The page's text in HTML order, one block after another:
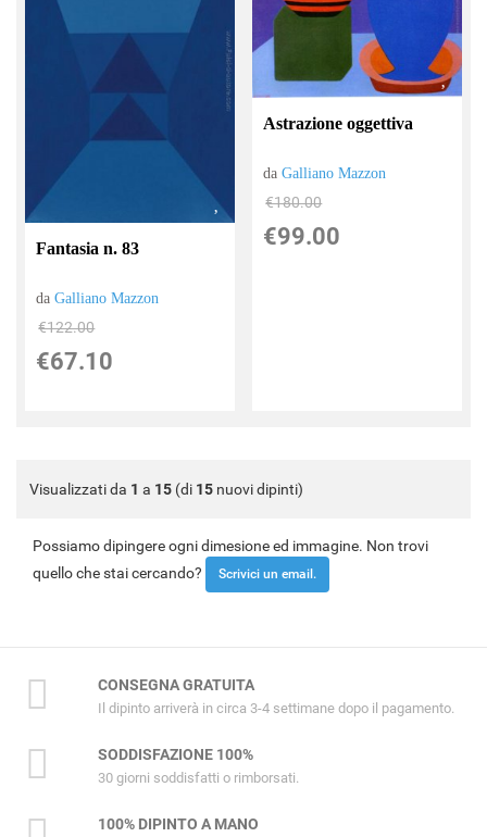
Fantasia n. 83
daGalliano Mazzon
€122.00
€67.10
Astrazione oggettiva
daGalliano Mazzon
€180.00
€99.00
Visualizzati da 1 a 15 (di 15 nuovi dipinti)
Possiamo dipingere ogni dimesione ed immagine. Non trovi
quello che stai cercando?
Scrivici un email.
CONSEGNA GRATUITA
Il dipinto arriverà in circa 3-4 settimane dopo il pagamento.
SODDISFAZIONE 100%
30 giorni soddisfatti o rimborsati.
100% DIPINTO A MANO